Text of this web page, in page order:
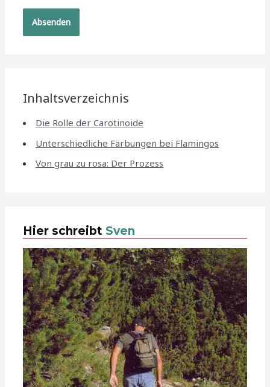
Inhaltsverzeichnis
Die Rolle der Carotinoide
Unterschiedliche Färbungen bei Flamingos
Von grau zu rosa: Der Prozess
Hier schreibt Sven